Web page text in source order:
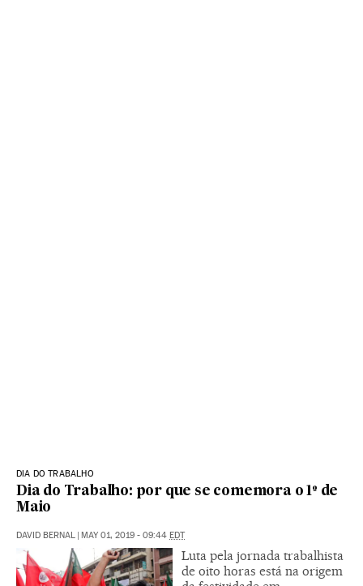
DIA DO TRABALHO
Dia do Trabalho: por que se comemora o 1º de
Maio
DAVID BERNAL | MAY 01, 2019 - 09:44 EDT
Luta pela jornada trabalhista
de oito horas está na origem